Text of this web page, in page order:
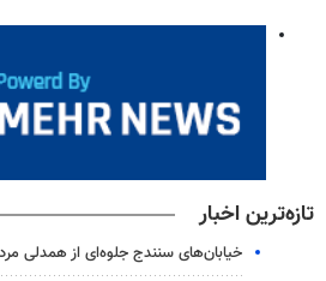
تازه‌ترین اخبار
خیابان‌های سنندج جلوه‌ای از همدلی